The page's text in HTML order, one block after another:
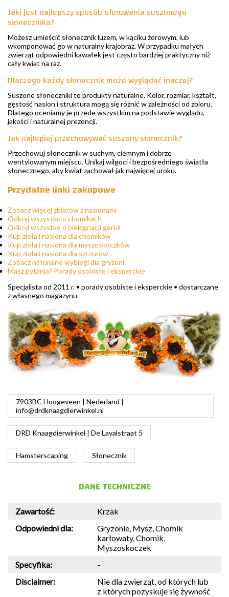
Jaki jest najlepszy sposób oferowania suszonego
słonecznika?
Możesz umieścić słonecznik luzem, w kąciku żerowym, lub
wkomponować go w naturalny krajobraz. W przypadku małych
zwierząt odpowiedni kawałek jest często bardziej praktyczny niż
cały kwiat na raz.
Dlaczego każdy słonecznik może wyglądać inaczej?
Suszone słoneczniki to produkty naturalne. Kolor, rozmiar, kształt,
gęstość nasion i struktura mogą się różnić w zależności od zbioru.
Dlatego oceniamy je przede wszystkim na podstawie wyglądu,
jakości i naturalnej prezencji.
Jak najlepiej przechowywać suszony słonecznik?
Przechowuj słonecznik w suchym, ciemnym i dobrze
wentylowanym miejscu. Unikaj wilgoci i bezpośredniego światła
słonecznego, aby kwiat zachował jak najwięcej uroku.
Przydatne linki zakupowe
Zobacz więcej zbiorów z nasionami
Odkryj wszystko o chomikach
Odkryj wszystko o pielęgnacji gerbil
Kup zioła i nasiona dla chomików
Kup zioła i nasiona dla myszoskoczków
Kup zioła i nasiona dla szczurów
Zobacz naturalne wybiegi dla gryzoni
Masz pytania? Porady osobiste i eksperckie
Specjalista od 2011 r. • porady osobiste i eksperckie • dostarczane
z własnego magazynu
7903BC Hoogeveen | Nederland |
info@drdknaagdierwinkel.nl
DRD Knaagdierwinkel | De Lavalstraat 5
Hamsterscaping Słonecznik
DANE TECHNICZNE
Zawartość:
Krzak
Odpowiedni dla:
Gryzonie, Mysz, Chomik
karłowaty, Chomik,
Myszoskoczek
Specyfika:
-
Disclaimer:
Nie dla zwierząt, od których lub
z których pozyskuje się żywność